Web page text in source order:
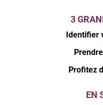
3
Identifier
Profitez
EN